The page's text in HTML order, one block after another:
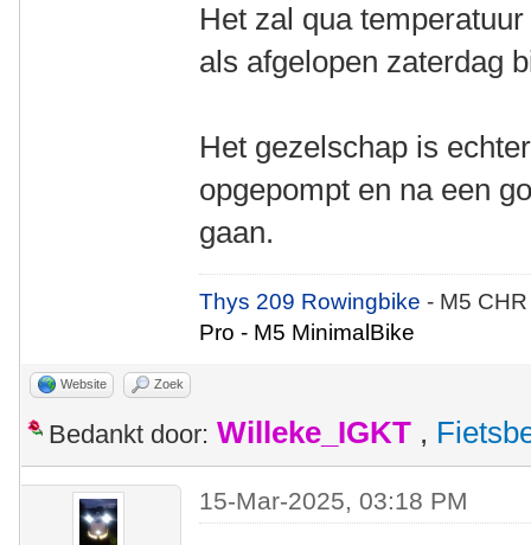
Het zal qua
als afgelopen zaterdag
Het gezelschap is
opgepompt en na een
gaan.
Thys 209 Rowingbike- M5
Pro - M5 MinimalBike
Website Zoek
Bedankt door: Willeke_IGKT ,
15-Mar-2025, 03:18 PM